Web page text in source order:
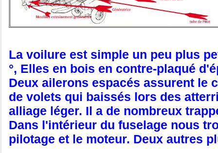
La voilure est simple un peu plus
°, Elles en bois en contre-plaqué
Deux ailerons espacés assurent le
de volets qui baissés lors des
alliage léger. Il a de nombreux
Dans l'intérieur du fuselage nous
pilotage et le moteur. Deux autres